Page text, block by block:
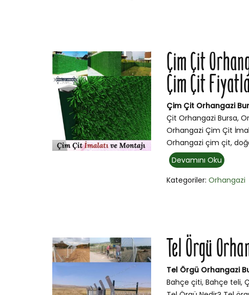
Çim Çit
Çim Çit
Çim Çit Orhangazi
Çit Orhangazi Bursa,
Orhangazi Çim Çit
Orhangazi çim çit,
Devamını Oku
Kategoriler:Orhangazi
Tel Örgü
Tel Örgü Orhangazi
Bahçe çiti, Bahçe teli,